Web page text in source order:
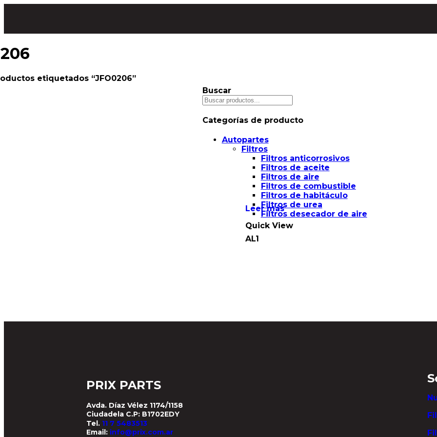
etiquetados “JFO0206”
Buscar
Categorías de producto
Autopartes
Filtros
Filtros anticorrosivos
Filtros de aceite
Filtros de aire
Filtros de combustible
Filtros de habitáculo
Filtros de urea
Filtros desecador de aire
Leer más
Quick View
AL1
PRIX PARTS
Avda. Díaz Vélez 1174/1158
Ciudadela C.P: B1702EDY
Tel. 11 7 5483513
Email: info@prix.com.ar